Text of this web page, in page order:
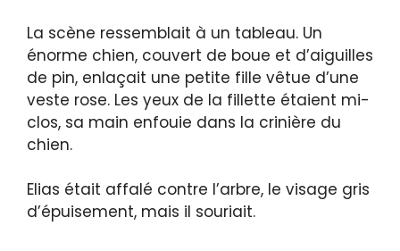
La scène ressemblait à un tableau. Un
énorme chien, couvert de boue et d’aiguilles
de pin, enlaçait une petite fille vêtue d’une
veste rose. Les yeux de la fillette étaient mi-
clos, sa main enfouie dans la crinière du
chien.
Elias était affalé contre l’arbre, le visage gris
d’épuisement, mais il souriait.